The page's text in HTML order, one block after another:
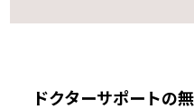
ドクターサポートの